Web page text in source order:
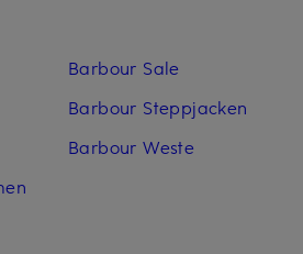
Barbour Sale
Barbour Steppjacken
Barbour Weste